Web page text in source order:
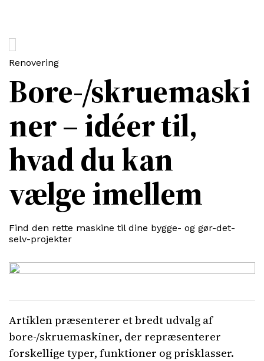
Bore-/skruemaski
ner – idéer til,
hvad du kan
vælge imellem
Find den rette maskine til dine bygge- og gør-det-
selv-projekter
Renovering
Artiklen præsenterer et bredt udvalg af
bore-/skruemaskiner, der repræsenterer
forskellige typer, funktioner og prisklasser.